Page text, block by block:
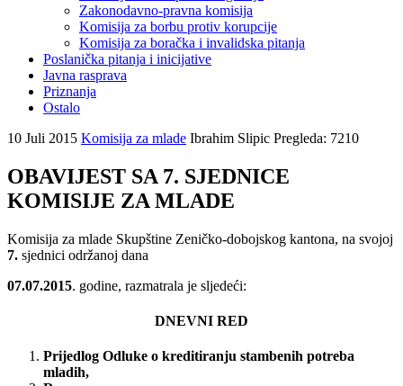
Zakonodavno-pravna komisija
Komisija za borbu protiv korupcije
Komisija za boračka i invalidska pitanja
Poslanička pitanja i inicijative
Javna rasprava
Priznanja
Ostalo
10 Juli 2015 Komisija za mlade Ibrahim Slipic Pregleda: 7210
OBAVIJEST SA 7. SJEDNICE
KOMISIJE ZA MLADE
Komisija za mlade Skupštine Zeničko-dobojskog kantona, na svojoj
7. sjednici održanoj dana
07.07.2015. godine, razmatrala je sljedeći:
DNEVNI RED
Prijedlog Odluke o kreditiranju stambenih potreba
mladih,